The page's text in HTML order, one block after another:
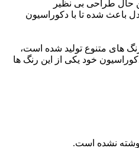
حال طراحی بی نظیر
باعث شده تا با دکوراسیون
خود یکی از این رنگ ها
نشده است.